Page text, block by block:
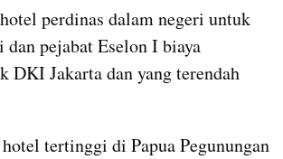
perdinas dalam negeri untuk
pejabat Eselon I biaya
DKI Jakarta dan yang terendah
tertinggi di Papua Pegunungan